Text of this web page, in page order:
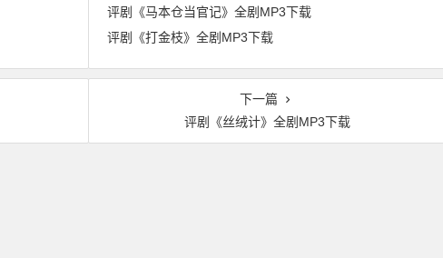
评剧《马本仓当官记》全剧MP3下载
评剧《打金枝》全剧MP3下载
下一篇
评剧《丝绒计》全剧MP3下载